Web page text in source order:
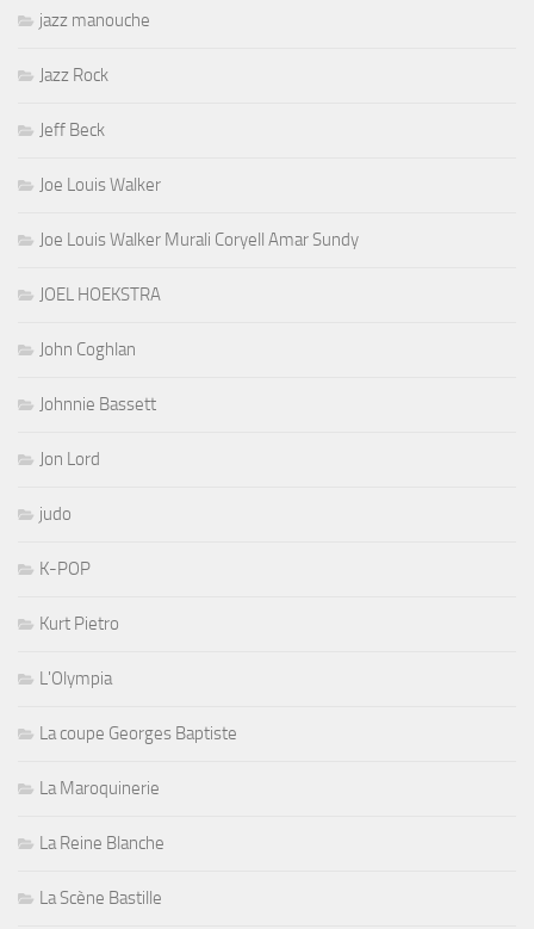
jazz manouche
Jazz Rock
Jeff Beck
Joe Louis Walker
Joe Louis Walker Murali Coryell Amar Sundy
JOEL HOEKSTRA
John Coghlan
Johnnie Bassett
Jon Lord
judo
K-POP
Kurt Pietro
L'Olympia
La coupe Georges Baptiste
La Maroquinerie
La Reine Blanche
La Scène Bastille